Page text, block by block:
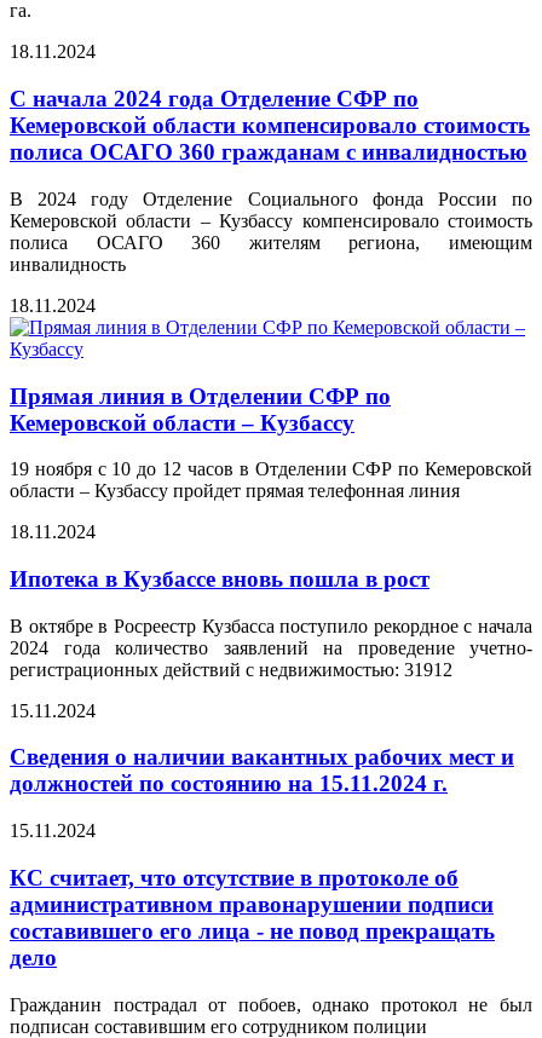
га.
18.11.2024
С начала 2024 года Отделение СФР по
Кемеровской области компенсировало стоимость
полиса ОСАГО 360 гражданам с инвалидностью
В 2024 году Отделение Социального фонда России по
Кемеровской области – Кузбассу компенсировало стоимость
полиса ОСАГО 360 жителям региона, имеющим
инвалидность
18.11.2024
Прямая линия в Отделении СФР по
Кемеровской области – Кузбассу
19 ноября с 10 до 12 часов в Отделении СФР по Кемеровской
области – Кузбассу пройдет прямая телефонная линия
18.11.2024
Ипотека в Кузбассе вновь пошла в рост
В октябре в Росреестр Кузбасса поступило рекордное с начала
2024 года количество заявлений на проведение учетно-
регистрационных действий с недвижимостью: 31912
15.11.2024
Сведения о наличии вакантных рабочих мест и
должностей по состоянию на 15.11.2024 г.
15.11.2024
КС считает, что отсутствие в протоколе об
административном правонарушении подписи
составившего его лица - не повод прекращать
дело
Гражданин пострадал от побоев, однако протокол не был
подписан составившим его сотрудником полиции